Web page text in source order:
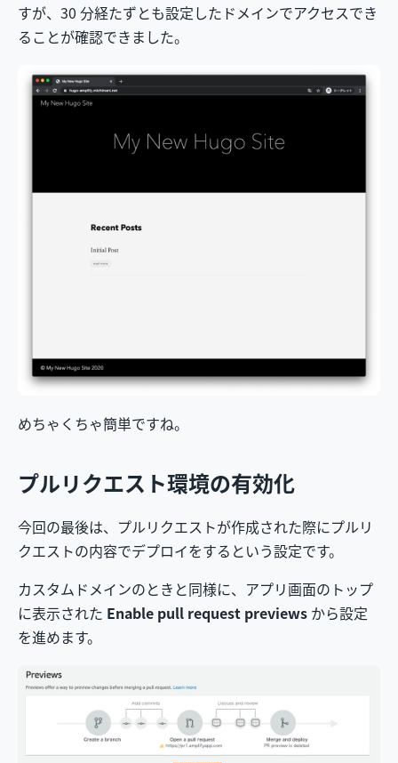
すが、30 分経たずとも設定したドメインでアクセスでき
ることが確認できました。
めちゃくちゃ簡単ですね。
プルリクエスト環境の有効化
今回の最後は、プルリクエストが作成された際にプルリ
クエストの内容でデプロイをするという設定です。
カスタムドメインのときと同様に、アプリ画面のトップ
に表示された Enable pull request previews から設定
を進めます。